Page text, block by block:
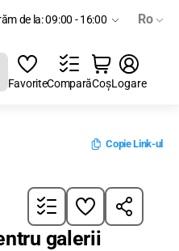
de la: 09:00 - 16:00 Ro
FavoriteComparăCoșLogare
Copie Link-ul
galerii